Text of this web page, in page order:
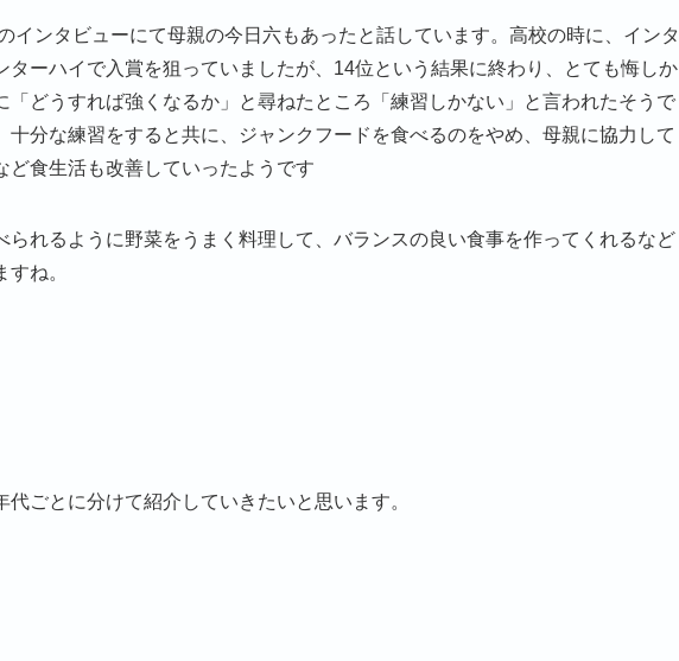
インタビューにて母親の今日六もあったと話しています。高校の時に、インタ
ターハイで入賞を狙っていましたが、14位という結果に終わり、とても悔しか
「どうすれば強くなるか」と尋ねたところ「練習しかない」と言われたそうで
十分な練習をすると共に、ジャンクフードを食べるのをやめ、母親に協力して
ど食生活も改善していったようです
られるように野菜をうまく料理して、バランスの良い食事を作ってくれるなど
ね。
ごとに分けて紹介していきたいと思います。